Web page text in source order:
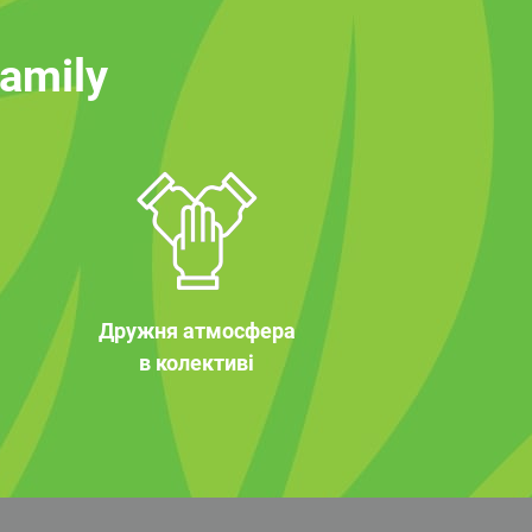
Дружня атмосфера
в колективі